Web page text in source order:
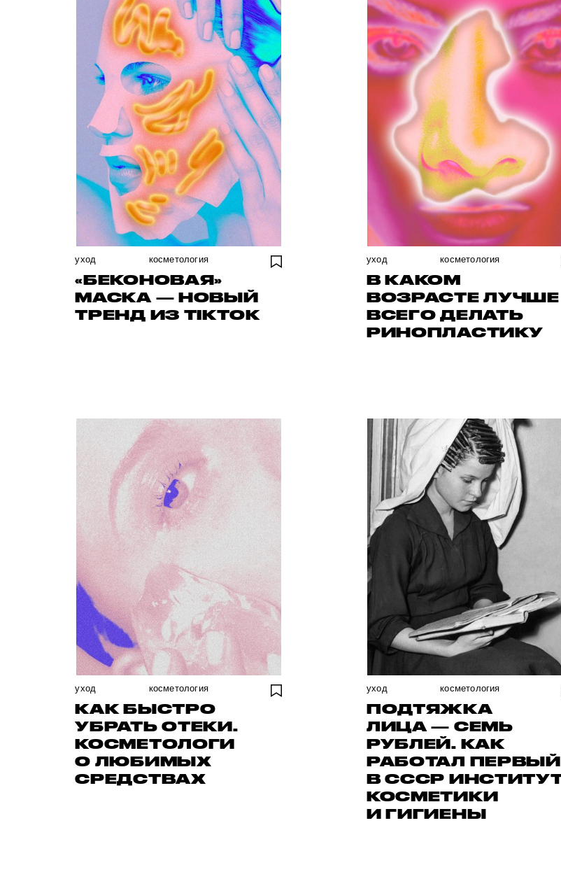
уход косметология
«БЕКОНОВАЯ»
МАСКА — НОВЫЙ
ТРЕНД ИЗ TIKTOK
уход косметология
В КАКОМ
ВОЗРАСТЕ ЛУЧШЕ
ВСЕГО ДЕЛАТЬ
РИНОПЛАСТИКУ
уход косметология
КАК БЫСТРО
УБРАТЬ ОТЕКИ.
КОСМЕТОЛОГИ
О ЛЮБИМЫХ
СРЕДСТВАХ
уход косметология
ПОДТЯЖКА
ЛИЦА — СЕМЬ
РУБЛЕЙ. КАК
РАБОТАЛ ПЕРВЫЙ
В СССР
КОСМЕТИКИ
И ГИГИЕНЫ